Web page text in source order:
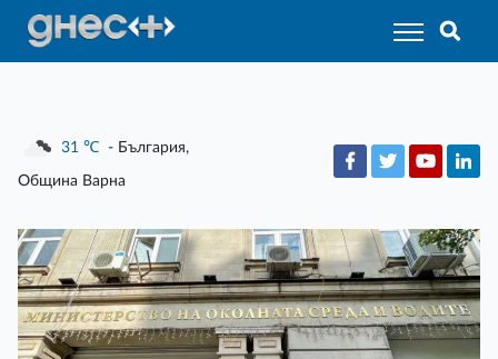
31 ℃ - България,
Община Варна